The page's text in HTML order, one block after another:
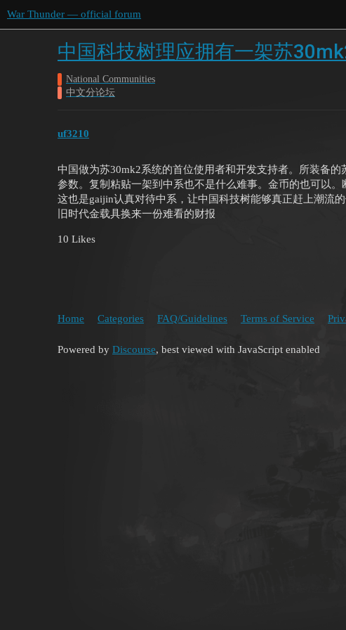
War Thunder — official forum
中国科技树理应拥有一架苏
National Communities
中文分论坛
uf3210
中国做为苏30mk2系统的首位使用者和开发支持者。所装备
参数。复制粘贴一架到中系也不是什么难事。金币的也可以。
这也是gaijin认真对待中系，让中国科技树能够真正赶上潮流
旧时代金载具换来一份难看的财报
10 Likes
Home Categories FAQ/Guidelines Terms of Service
Powered by Discourse, best viewed with JavaScript enabled